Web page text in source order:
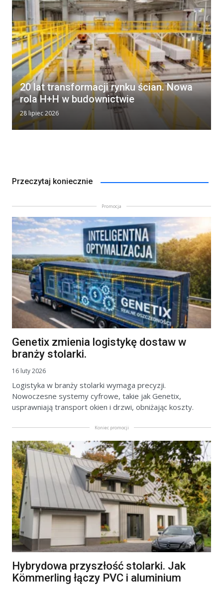
20 lat transformacji rynku ścian. Nowa
rola H+H w budownictwie
28 lipiec 2026
Przeczytaj koniecznie
Promocja
Genetix zmienia logistykę dostaw w
branży stolarki.
16 luty 2026
Logistyka w branży stolarki wymaga precyzji.
Nowoczesne systemy cyfrowe, takie jak Genetix,
usprawniają transport okien i drzwi, obniżając koszty.
Koniec promocji
Hybrydowa przyszłość stolarki. Jak
Kömmerling łączy PVC i aluminium